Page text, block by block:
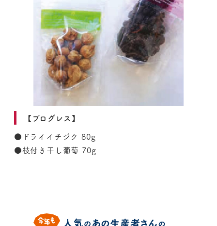
【プログレス】
●ドライイチジク 80g
●枝付き干し葡萄 70g